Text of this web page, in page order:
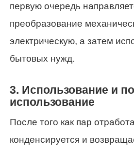
первую очередь
преобразование
электрическую, а затем
бытовых нужд.
3. Использование и
использование
После того как пар
конденсируется и